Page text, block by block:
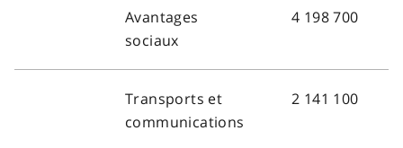
Avantages
sociaux
4 198 700
Transports et
communications
2 141 100